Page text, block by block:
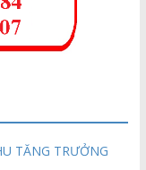
TĂNG TRƯỞNG